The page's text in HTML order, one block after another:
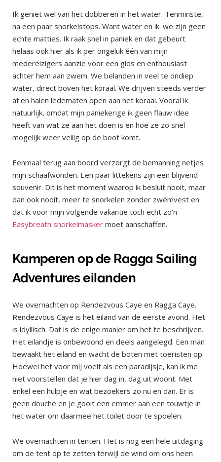
Ik geniet wel van het dobberen in het water. Tenminste,
na een paar snorkelstops. Want water en ik: we zijn geen
echte matties. Ik raak snel in paniek en dat gebeurt
helaas ook hier als ik per ongeluk één van mijn
medereizigers aanzie voor een gids en enthousiast
achter hem aan zwem. We belanden in veel te ondiep
water, direct boven het koraal. We drijven steeds verder
af en halen ledematen open aan het koraal. Vooral ik
natuurlijk, omdat mijn paniekerige ik geen flauw idee
heeft van wat ze aan het doen is en hoe ze zo snel
mogelijk weer veilig op de boot komt.
Eenmaal terug aan boord verzorgt de bemanning netjes
mijn schaafwonden. Een paar littekens zijn een blijvend
souvenir. Dit is het moment waarop ik besluit nooit, maar
dan ook nooit, meer te snorkelen zonder zwemvest en
dat ik voor mijn volgende vakantie toch echt zo’n
Easybreath snorkelmasker moet aanschaffen.
Kamperen op de Ragga Sailing
Adventures eilanden
We overnachten op Rendezvous Caye en Ragga Caye.
Rendezvous Caye is het eiland van de eerste avond. Het
is idyllisch. Dat is de enige manier om het te beschrijven.
Het eilandje is onbewoond en deels aangelegd. Een man
bewaakt het eiland en wacht de boten met toeristen op.
Hoewel het voor mij voelt als een paradijsje, kan ik me
niet voorstellen dat je hier dag in, dag uit woont. Met
enkel een hulpje en wat bezoekers zo nu en dan. Er is
geen douche en je gooit een emmer aan een touwtje in
het water om daarmee het toilet door te spoelen.
We overnachten in tenten. Het is nog een hele uitdaging
om de tent op te zetten terwijl de wind om ons heen